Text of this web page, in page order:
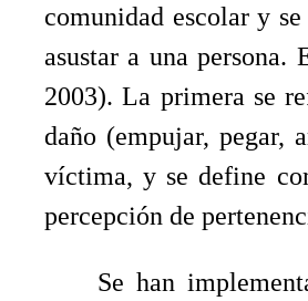
comunidad escolar y
asustar a una
2003). La primera se
daño (empujar, pegar,
víctima, y se define
percepción de
Se han